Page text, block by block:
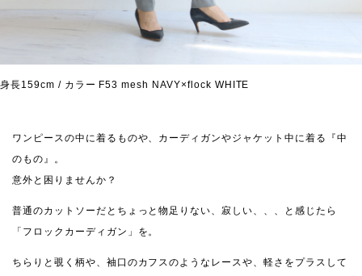
身長159cm / カラー F53 mesh NAVY×flock WHITE
ワンピースの中に着るものや、カーディガンやジャケット中に着る『中
のもの』。
意外と困りませんか？
普通のカットソーだとちょっと物足りない、寂しい、、、と感じたら
「フロックカーディガン」を。
ちらりと覗く柄や、袖口のカフスのようなレースや、軽さをプラスして